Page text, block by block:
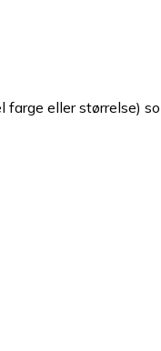
eller størrelse)